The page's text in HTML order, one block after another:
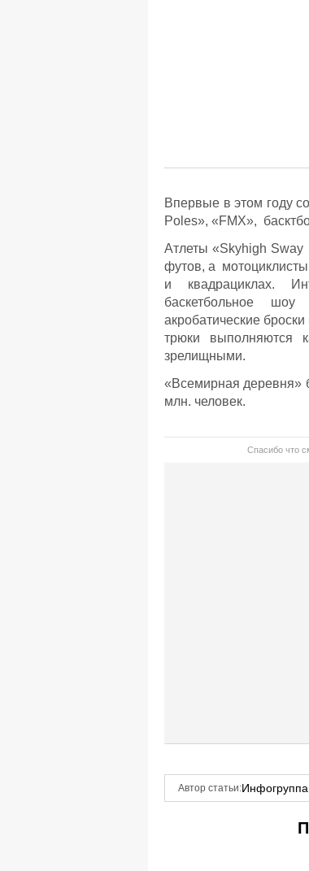
Впервые в этом году
Poles», «FMX»,
Атлеты «Skyhigh Sway
футов, а
и квадрациклах.
баскетбольное
акробатические
трюки выполняются
зрелищными.
«Всемирная деревня»
млн. человек.
Спасибо что
Автор статьи: